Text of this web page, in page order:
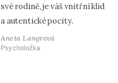
své rodině, je váš vnitřní klid
a autentické pocity.
Aneta Langrová
Psycholožka